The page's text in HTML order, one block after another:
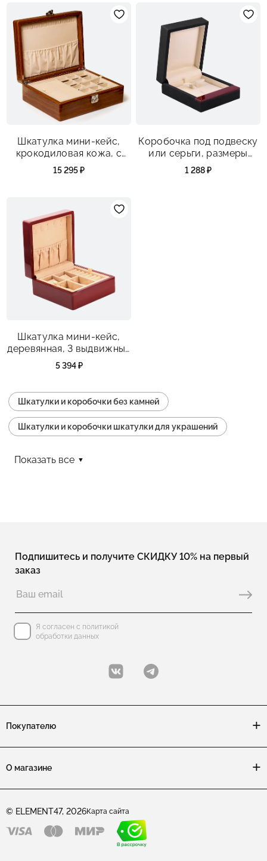
Шкатулка мини-кейс,
крокодиловая кожа, с
подносом, крючки,
15 295 ₽
Коробочка под подвеску
или серьги, размеры
80х96х35 мм
1 288 ₽
Шкатулка мини-кейс,
деревянная, 3 выдвижных
отделения, вишня,
размеры 137*137*65 мм
5 394 ₽
Шкатулки и коробочки без камней
Шкатулки и коробочки шкатулки для украшений
Шкатулки и коробочки браслет
Показать все
Подпишитесь и получите СКИДКУ 10% на первый
заказ
Я согласен с политикой
обработки данных
Покупателю
О магазине
© ELEMENT47, 2026Карта сайта